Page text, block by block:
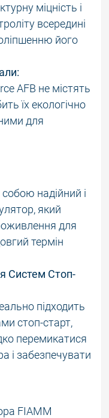
міцність і
всередині
його
AFB не містять
їх екологічно
для
надійний і
який
для
термін
Систем Стоп-
підходить
стоп-старт,
перемикатися
і забезпечувати
FIAMM